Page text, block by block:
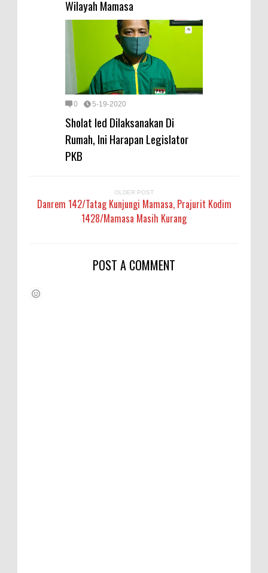
Wilayah Mamasa
0 5-19-2020
Sholat Ied Dilaksanakan Di
Rumah, Ini Harapan Legislator
PKB
OLDER POST
Danrem 142/Tatag Kunjungi Mamasa, Prajurit Kodim
1428/Mamasa Masih Kurang
POST A COMMENT